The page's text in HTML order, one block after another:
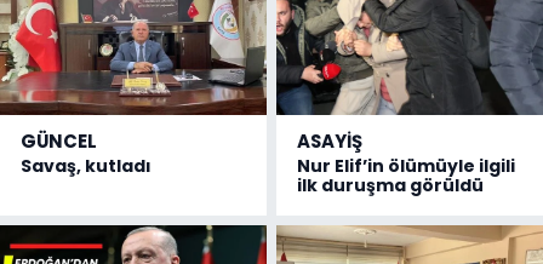
GÜNCEL
Savaş, kutladı
ASAYİŞ
Nur Elif’in ölümüyle ilgili
ilk duruşma görüldü